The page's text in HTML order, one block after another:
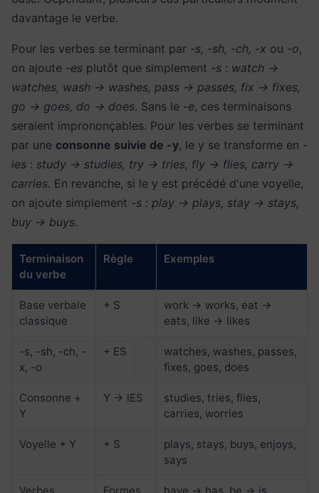
davantage le verbe.
Pour les verbes se terminant par -s, -sh, -ch, -x ou -o,
on ajoute -es plutôt que simplement -s : watch →
watches, wash → washes, pass → passes, fix → fixes,
go → goes, do → does. Sans le -e, ces terminaisons
seraient imprononçables. Pour les verbes se terminant
par une consonne suivie de -y, le y se transforme en -
ies : study → studies, try → tries, fly → flies, carry →
carries. En revanche, si le y est précédé d'une voyelle,
on ajoute simplement -s : play → plays, stay → stays,
buy → buys.
Terminaison
du verbe
Règle Exemples
Base verbale
classique
+ S
work → works, eat →
eats, like → likes
-s, -sh, -ch, -
x, -o
+ ES
watches, washes, passes,
fixes, goes, does
Consonne +
Y
Y → IES
studies, tries, flies,
carries, worries
Voyelle + Y + S
plays, stays, buys, enjoys,
says